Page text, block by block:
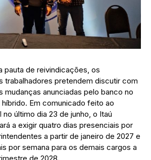
pauta de reivindicações, os
trabalhadores pretendem discutir com
mudanças anunciadas pelo banco no
Em comunicado feito ao
último dia 23 de junho, o Itaú
a exigir quatro dias presenciais por
a partir de janeiro de 2027 e
por semana para os demais cargos a